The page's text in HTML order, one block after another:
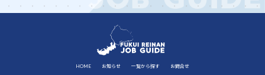
HOME お知らせ 一覧から探す お問合せ